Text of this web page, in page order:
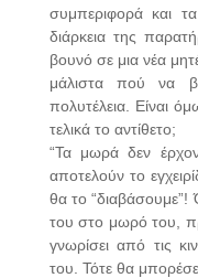
συμπεριφορά και
διάρκεια της
βουνό σε μια νέα
μάλιστα πού να
πολυτέλεια. Είναι
τελικά το αντίθετο;
“Τα μωρά δεν
αποτελούν το
θα το “διαβάσουμε”!
του στο μωρό του,
γνωρίσει από τις
του. Τότε θα